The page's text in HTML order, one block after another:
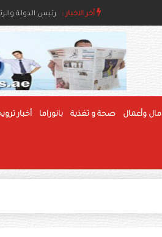
أخر الاخبار :
رئيس الدولة
مال وأعمال صحة و تغذية بانوراما أخبار